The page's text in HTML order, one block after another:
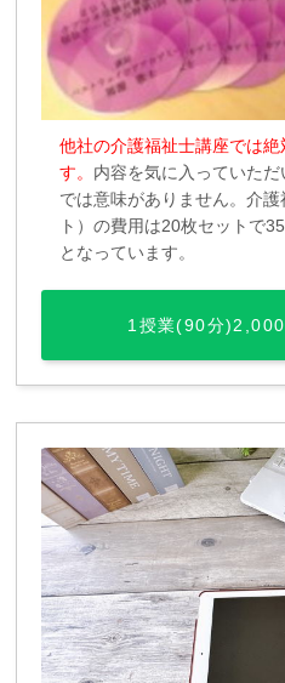
他社の介護福祉士講座では
す。 内容を気に入っていただ
では意味がありません。介
ト）の費用は20枚セットで
となっています。
1授業(90分